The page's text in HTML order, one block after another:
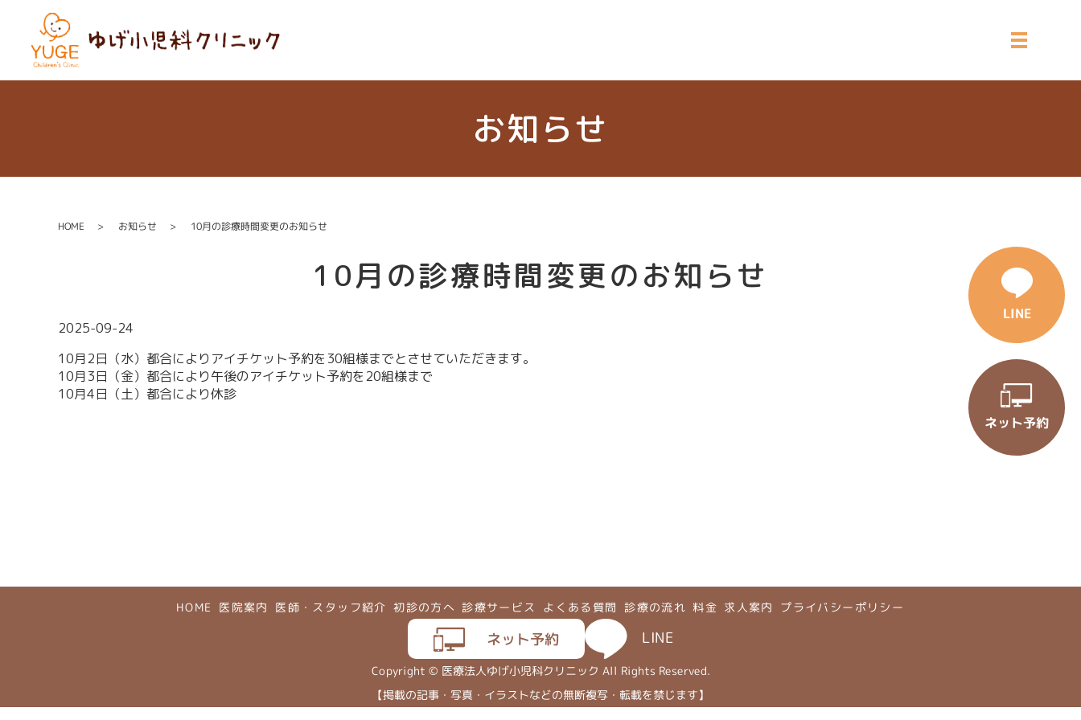
お知らせ
HOME お知らせ 10月の診療時間変更のお知らせ
10月の診療時間変更のお知らせ
2025-09-24
10月2日（水）都合によりアイチケット予約を30組様までとさせていただきます。
10月3日（金） 都合により午後のアイチケット予約を20組様まで
10月4日（土）都合により休診
LINE
ネット予約
HOME 医院案内 医師・スタッフ紹介 初診の方へ 診療サービス よくある質問 診療の流れ 料金 求人案内 プライバシーポリシー
ネット予約 LINE
Copyright © 医療法人ゆげ小児科クリニック All Rights Reserved.
【掲載の記事・写真・イラストなどの無断複写・転載を禁じます】